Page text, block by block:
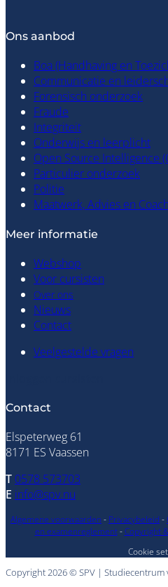
Ons aanbod
Boa (Handhaving en
Communicatie en
Forensisch onderzoek
Fraude
Integriteit
Onderwijs en leerplicht
Open Source Intelligence
Particulier onderzoek
Politie
Maatwerk, Advies en
Meer informatie
Webshop
Voor cursisten
Over ons
Nieuws
Contact
Veelgestelde vragen
Contact
Elspeterweg 61
8171 ES Vaassen
T 0578 573703
E info@spv.nu
Algemene voorwaarden - Privacybeleid -
en examenreglement-Copyright
Cookie
Copyright 2026 © SPV | Studiecentrum